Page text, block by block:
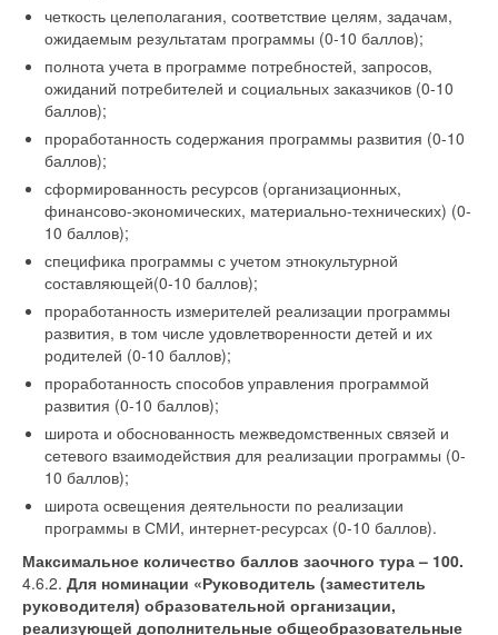
четкость целеполагания, соответствие целям, задачам,
ожидаемым результатам программы (0-10 баллов);
полнота учета в программе потребностей, запросов,
ожиданий потребителей и социальных заказчиков (0-10
баллов);
проработанность содержания программы развития (0-10
баллов);
сформированность ресурсов (организационных,
финансово-экономических, материально-технических) (0-
10 баллов);
специфика программы с учетом этнокультурной
составляющей(0-10 баллов);
проработанность измерителей реализации программы
развития, в том числе удовлетворенности детей и их
родителей (0-10 баллов);
проработанность способов управления программой
развития (0-10 баллов);
широта и обоснованность межведомственных связей и
сетевого взаимодействия для реализации программы (0-
10 баллов);
широта освещения деятельности по реализации
программы в СМИ, интернет-ресурсах (0-10 баллов).
Максимальное количество баллов заочного тура – 100.
4.6.2. Для номинации «Руководитель (заместитель
руководителя) образовательной организации,
реализующей дополнительные общеобразовательные